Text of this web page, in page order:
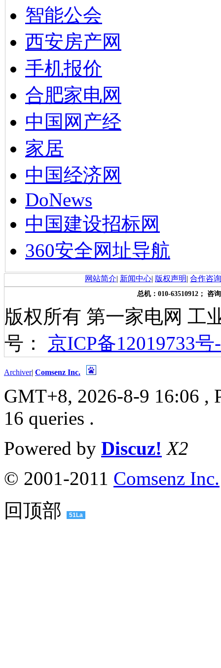
智能公会
西安房产网
手机报价
合肥家电网
中国网产经
家居
中国经济网
DoNews
中国建设招标网
360安全网址导航
网站简介| 新闻中心| 版权声明| 合作咨询
总机：010-63510912； 咨
版权所有 第一家电网 工
号： 京ICP备12019733号
Archiver| Comsenz Inc.
GMT+8, 2026-8-9 16:06 ,
16 queries .
Powered by Discuz! X2
© 2001-2011 Comsenz Inc.
回顶部
51La